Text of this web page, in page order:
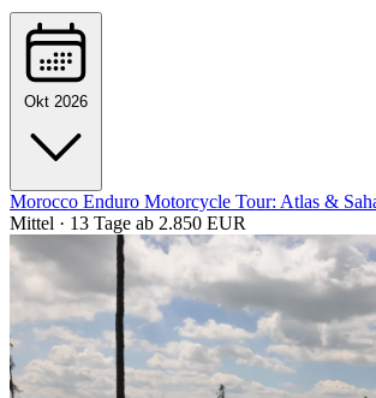
Okt 2026
Morocco Enduro Motorcycle Tour: Atlas &
Mittel · 13 Tage ab 2.850 EUR